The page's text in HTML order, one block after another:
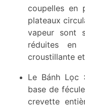
coupelles en
plateaux
vapeur sont
réduites en
croustillante
Le Bánh Lọc
base de
crevette